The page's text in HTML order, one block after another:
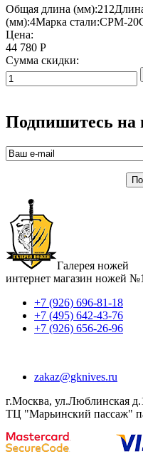
Общая длина
(мм):4Марка стали:CPM-
Цена:
44 780 Р
Сумма скидки:
Подпишитесь на
Галерея ножей
интернет магазин ножей №1
+7 (926) 696-81-18
+7 (495) 642-43-76
+7 (926) 656-26-96
zakaz@gknives.ru
г.Москва, ул.Люблинская
ТЦ "Марьинский пассаж"